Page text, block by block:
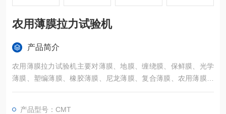
农用薄膜拉力试验机
产品简介
农用薄膜拉力试验机主要对薄膜、地膜、缠绕膜、保鲜膜、光学
薄膜、塑编薄膜、橡胶薄膜、尼龙薄膜、复合薄膜、农用薄膜等
产品的拉伸强度、拉断伸长率、撕裂、直角剥离等力学性能测
产品型号：CMT